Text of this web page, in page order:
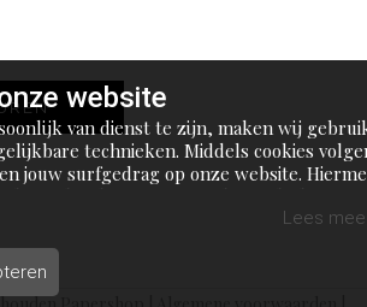
website
van dienst te zijn, maken wij
technieken. Middels cookies
jouw surfgedrag op onze website.
Lees